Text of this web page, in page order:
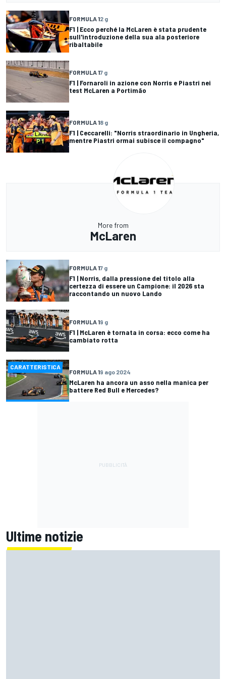
FORMULA 12 g
F1 | Ecco perché la McLaren è stata prudente
sull'introduzione della sua ala posteriore
ribaltabile
FORMULA 17 g
F1 | Fornaroli in azione con Norris e Piastri nei
test McLaren a Portimão
FORMULA 18 g
F1 | Ceccarelli: "Norris straordinario in Ungheria,
mentre Piastri ormai subisce il compagno"
More from
McLaren
FORMULA 17 g
F1 | Norris, dalla pressione del titolo alla
certezza di essere un Campione: il 2026 sta
raccontando un nuovo Lando
FORMULA 19 g
F1 | McLaren è tornata in corsa: ecco come ha
cambiato rotta
CARATTERISTICA
FORMULA 19 ago 2024
McLaren ha ancora un asso nella manica per
battere Red Bull e Mercedes?
Ultime notizie